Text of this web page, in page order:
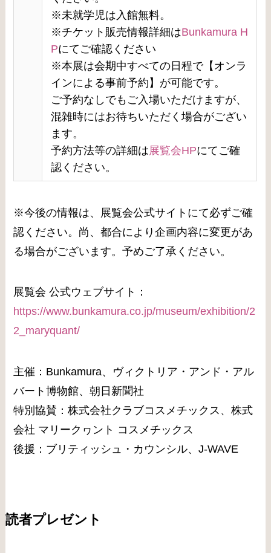
※未就学児は入館無料。
※チケット販売情報詳細はBunkamura H
Pにてご確認ください
※本展は会期中すべての日程で【オンラ
インによる事前予約】が可能です。
ご予約なしでもご入場いただけますが、
混雑時にはお待ちいただく場合がござい
ます。
予約方法等の詳細は展覧会HPにてご確
認ください。
※今後の情報は、展覧会公式サイトにて必ずご確
認ください。尚、都合により企画内容に変更があ
る場合がございます。予めご了承ください。
展覧会 公式ウェブサイト：
https://www.bunkamura.co.jp/museum/exhibition/2
2_maryquant/
主催：Bunkamura、ヴィクトリア・アンド・アル
バート博物館、朝日新聞社
特別協賛：株式会社クラブコスメチックス、株式
会社 マリークヮント コスメチックス
後援：ブリティッシュ・カウンシル、J-WAVE
読者プレゼント